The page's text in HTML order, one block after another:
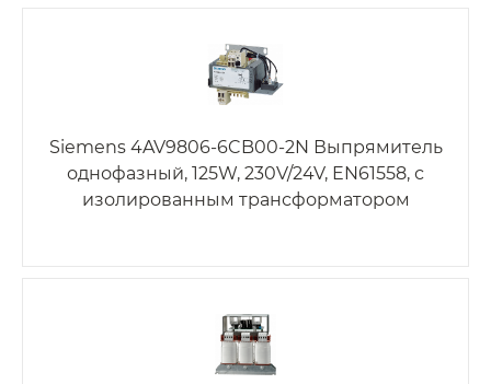
Siemens 4AV9806-6CB00-2N Выпрямитель
однофазный, 125W, 230V/24V, EN61558, с
изолированным трансформатором